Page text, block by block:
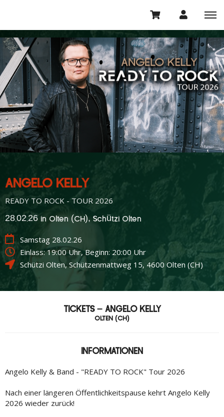
ANGELO KELLY
READY TO ROCK - TOUR 2026
28.02.26 in Olten (CH), Schützi Olten
Samstag 28.02.26
Einlass: 19:00 Uhr, Beginn: 20:00 Uhr
Schützi Olten, Schützenmattweg 15, 4600 Olten (CH)
TICKETS – ANGELO KELLY
OLTEN (CH)
INFORMATIONEN
Angelo Kelly & Band - "READY TO ROCK" Tour 2026
Nach einer längeren Öffentlichkeitspause kehrt Angelo Kelly
2026 wieder zurück!